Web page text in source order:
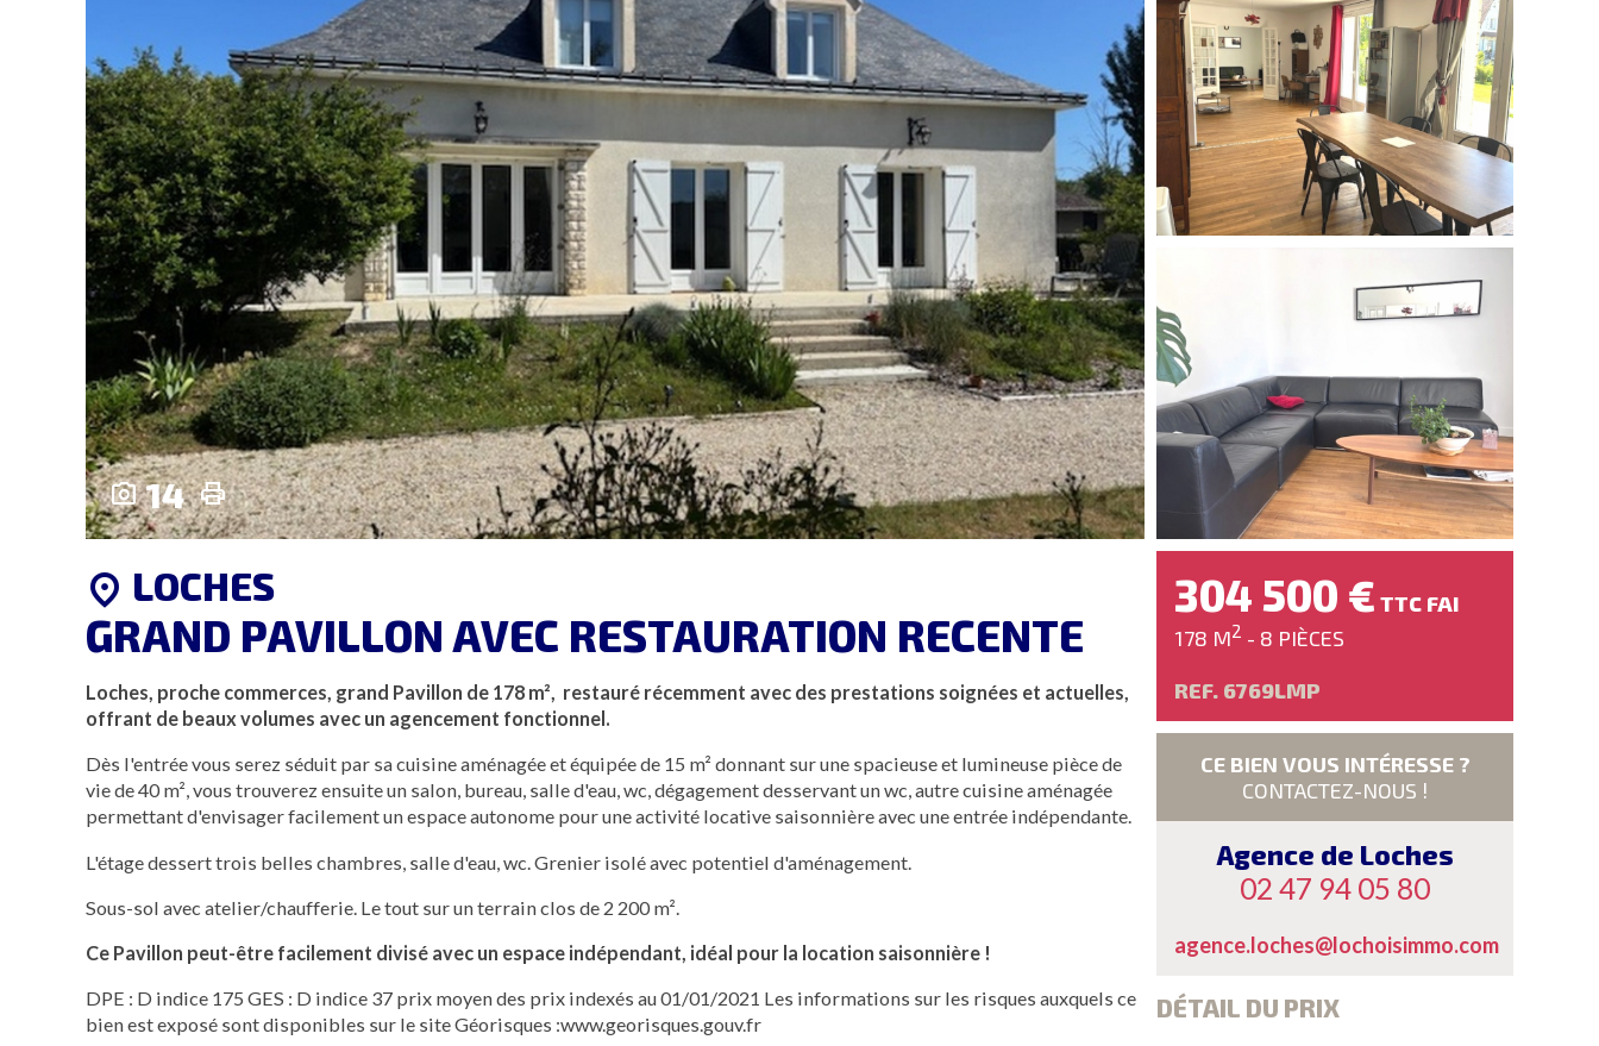
photo_camera14print
location_on LOCHES
GRAND PAVILLON AVEC RESTAURATION RECENTE
Loches, proche commerces, grand Pavillon de 178 m², restauré récemment avec des prestations soignées et actuelles,
offrant de beaux volumes avec un agencement fonctionnel.
Dès l'entrée vous serez séduit par sa cuisine aménagée et équipée de 15 m² donnant sur une spacieuse et lumineuse pièce de
vie de 40 m², vous trouverez ensuite un salon, bureau, salle d'eau, wc, dégagement desservant un wc, autre cuisine aménagée
permettant d'envisager facilement un espace autonome pour une activité locative saisonnière avec une entrée indépendante.
L'étage dessert trois belles chambres, salle d'eau, wc. Grenier isolé avec potentiel d'aménagement.
Sous-sol avec atelier/chaufferie. Le tout sur un terrain clos de 2 200 m².
Ce Pavillon peut-être facilement divisé avec un espace indépendant, idéal pour la location saisonnière !
DPE : D indice 175 GES : D indice 37 prix moyen des prix indexés au 01/01/2021 Les informations sur les risques auxquels ce
bien est exposé sont disponibles sur le site Géorisques :www.georisques.gouv.fr
304 500 € TTC FAI
178 M2 - 8 PIÈCES
REF. 6769LMP
CE BIEN VOUS INTÉRESSE ?
CONTACTEZ-NOUS !
Agence de Loches
02 47 94 05 80
agence.loches@lochoisimmo.com
DÉTAIL DU PRIX